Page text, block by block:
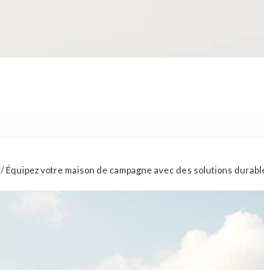
/ Équipez votre maison de campagne avec des solutions